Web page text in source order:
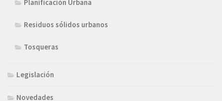
Planificación Urbana
Residuos sólidos urbanos
Tosqueras
Legislación
Novedades